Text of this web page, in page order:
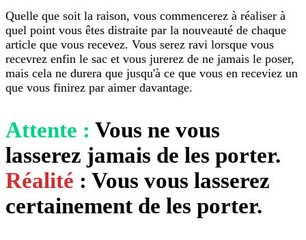
Quelle que soit la raison, vous commencerez à réaliser à
quel point vous êtes distraite par la nouveauté de chaque
article que vous recevez. Vous serez ravi lorsque vous
recevrez enfin le sac et vous jurerez de ne jamais le poser,
mais cela ne durera que jusqu'à ce que vous en receviez un
que vous finirez par aimer davantage.
Attente : Vous ne vous
lasserez jamais de les porter.
Réalité : Vous vous lasserez
certainement de les porter.